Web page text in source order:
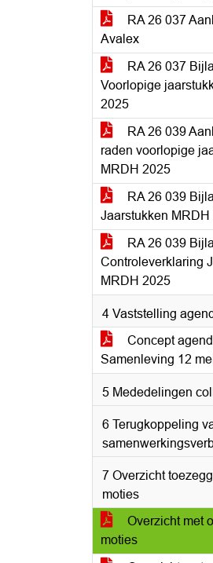
RA 26 037
Avalex
RA 26 037
Voorlopige
2025
RA 26 039
raden voorlopige
MRDH 2025
RA 26 039
Jaarstukken MRDH
RA 26 039
Controleverklaring
MRDH 2025
4 Vaststelling
Concept
Samenleving 12
5 Mededelingen
6 Terugkoppeling
7 Overzicht
moties
Overzicht met
moties